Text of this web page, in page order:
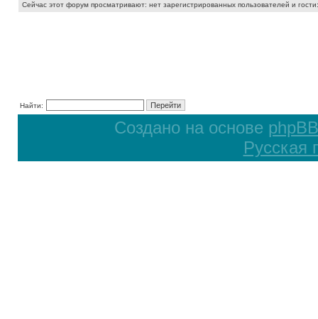
Сейчас этот форум просматривают: нет зарегистрированных пользователей и
Найти:
Создано на основе phpBB
Русская